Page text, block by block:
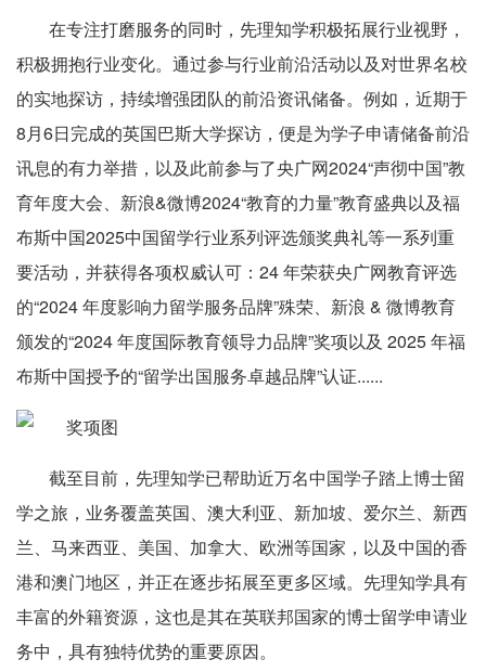
在专注打磨服务的同时，先理知学积极拓展行业视野，
积极拥抱行业变化。通过参与行业前沿活动以及对世界名校
的实地探访，持续增强团队的前沿资讯储备。例如，近期于
8月6日完成的英国巴斯大学探访，便是为学子申请储备前沿
讯息的有力举措，以及此前参与了央广网2024“声彻中国”教
育年度大会、新浪&微博2024“教育的力量”教育盛典以及福
布斯中国2025中国留学行业系列评选颁奖典礼等一系列重
要活动，并获得各项权威认可：24 年荣获央广网教育评选
的“2024 年度影响力留学服务品牌”殊荣、新浪 & 微博教育
颁发的“2024 年度国际教育领导力品牌”奖项以及 2025 年福
布斯中国授予的“留学出国服务卓越品牌”认证......
截至目前，先理知学已帮助近万名中国学子踏上博士留
学之旅，业务覆盖英国、澳大利亚、新加坡、爱尔兰、新西
兰、马来西亚、美国、加拿大、欧洲等国家，以及中国的香
港和澳门地区，并正在逐步拓展至更多区域。先理知学具有
丰富的外籍资源，这也是其在英联邦国家的博士留学申请业
务中，具有独特优势的重要原因。